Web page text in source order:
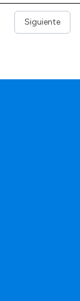
Siguiente